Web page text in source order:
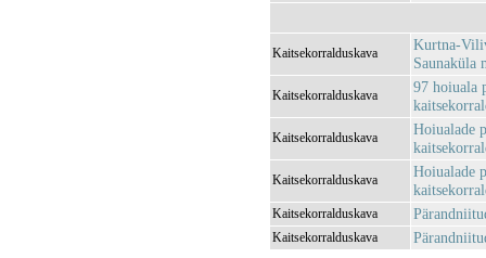
Kaitsekorralduskava
Kurtna-
Saunaküla
Kaitsekorralduskava
97 hoiuala
Kaitsekorralduskava
Hoiualade
Kaitsekorralduskava
Hoiualade
Kaitsekorralduskava
Kaitsekorralduskava